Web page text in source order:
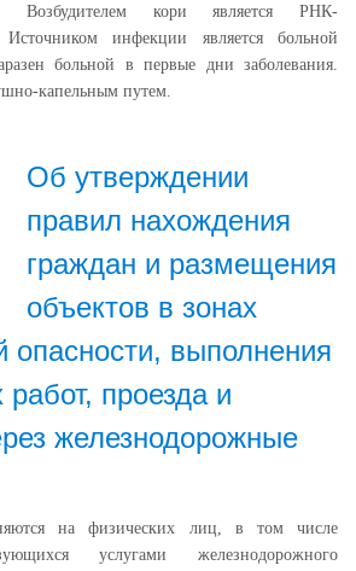
Возбудителем кори является РНК-
инфекции является больной
больной в первые дни заболевания.
капельным путем.
Об утверждении
правил нахождения
граждан и размещения
объектов в зонах
выполнения
работ, проезда и
железнодорожные
на физических лиц, в том числе
услугами железнодорожного